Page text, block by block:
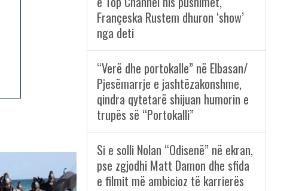
Françeska Rustem dhuron ‘show’
nga deti
“Verë dhe portokalle” në Elbasan/
Pjesëmarrje e jashtëzakonshme,
qindra qytetarë shijuan humorin e
trupës së “Portokalli”
Si e solli Nolan “Odisenë” në ekran,
pse zgjodhi Matt Damon dhe sfida
e filmit më ambicioz të karrierës